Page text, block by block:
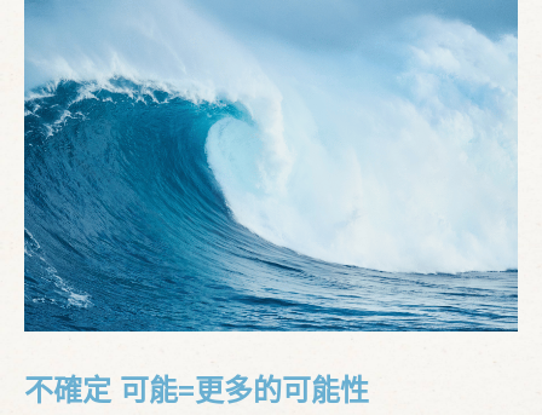
不確定 可能=更多的可能性